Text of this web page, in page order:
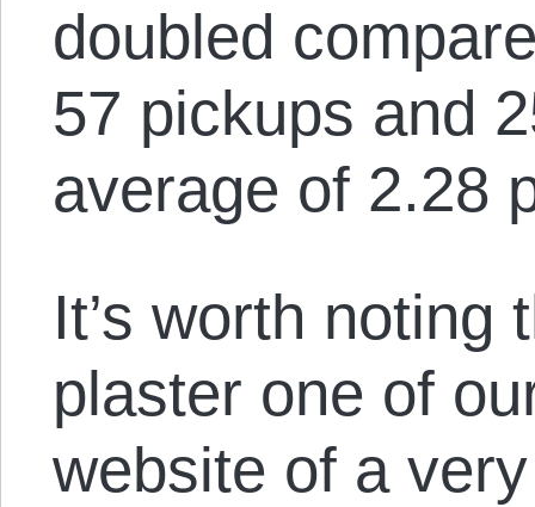
doubled
57 pickups and
average of 2.28
It’s worth noting
plaster one of
website of a